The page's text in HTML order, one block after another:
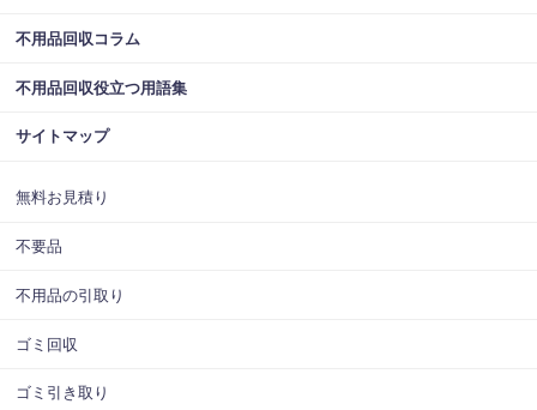
不用品回収コラム
不用品回収役立つ用語集
サイトマップ
無料お見積り
不要品
不用品の引取り
ゴミ回収
ゴミ引き取り